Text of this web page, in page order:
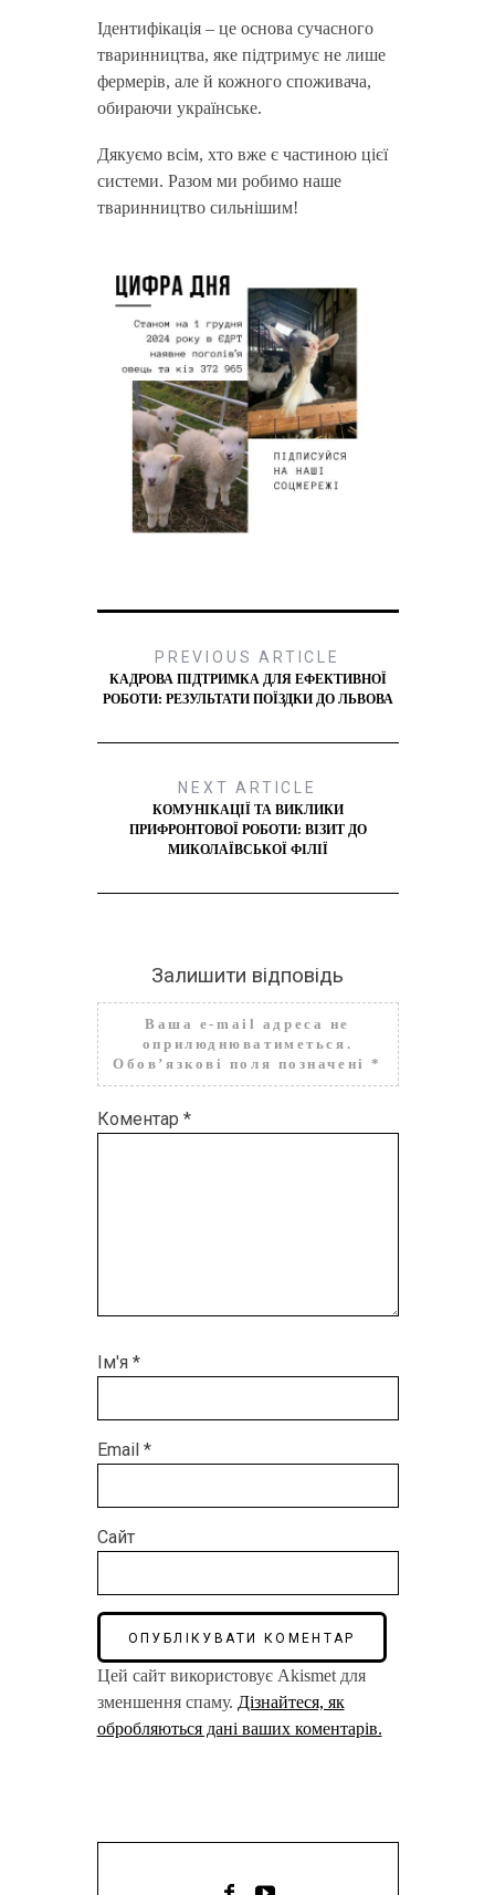
Ідентифікація – це основа сучасного
тваринництва, яке підтримує не лише
фермерів, але й кожного споживача,
обираючи українське.
Дякуємо всім, хто вже є частиною цієї
системи. Разом ми робимо наше
тваринництво сильнішим!
PREVIOUS ARTICLE
КАДРОВА ПІДТРИМКА ДЛЯ ЕФЕКТИВНОЇ
РОБОТИ: РЕЗУЛЬТАТИ ПОЇЗДКИ ДО ЛЬВОВА
NEXT ARTICLE
КОМУНІКАЦІЇ ТА ВИКЛИКИ
ПРИФРОНТОВОЇ РОБОТИ: ВІЗИТ ДО
МИКОЛАЇВСЬКОЇ ФІЛІЇ
Залишити відповідь
Ваша e-mail адреса не
оприлюднюватиметься.
Обов’язкові поля позначені*
Коментар *
Ім'я *
Email *
Сайт
Цей сайт використовує Akismet для
зменшення спаму. Дізнайтеся, як
обробляються дані ваших коментарів.